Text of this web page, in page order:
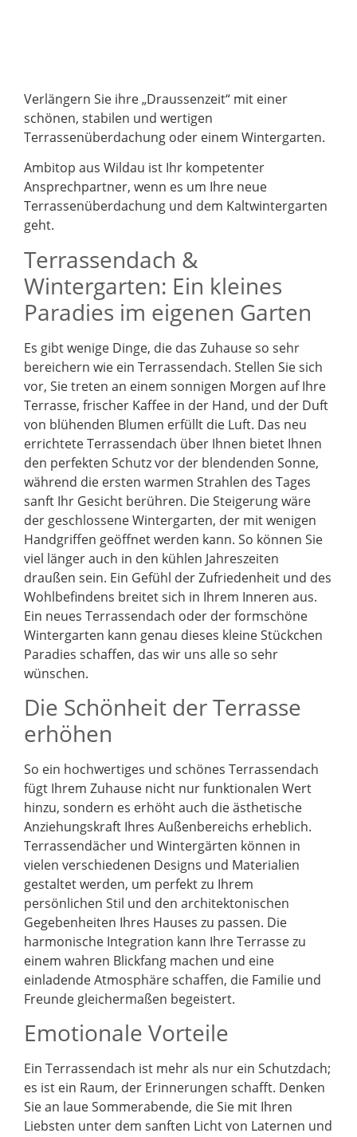
Verlängern Sie ihre „Draussenzeit“ mit einer
schönen, stabilen und wertigen
Terrassenüberdachung oder einem Wintergarten.
Ambitop aus Wildau ist Ihr kompetenter
Ansprechpartner, wenn es um Ihre neue
Terrassenüberdachung und dem Kaltwintergarten
geht.
Terrassendach &
Wintergarten: Ein kleines
Paradies im eigenen Garten
Es gibt wenige Dinge, die das Zuhause so sehr
bereichern wie ein Terrassendach. Stellen Sie sich
vor, Sie treten an einem sonnigen Morgen auf Ihre
Terrasse, frischer Kaffee in der Hand, und der Duft
von blühenden Blumen erfüllt die Luft. Das neu
errichtete Terrassendach über Ihnen bietet Ihnen
den perfekten Schutz vor der blendenden Sonne,
während die ersten warmen Strahlen des Tages
sanft Ihr Gesicht berühren. Die Steigerung wäre
der geschlossene Wintergarten, der mit wenigen
Handgriffen geöffnet werden kann. So können Sie
viel länger auch in den kühlen Jahreszeiten
draußen sein. Ein Gefühl der Zufriedenheit und des
Wohlbefindens breitet sich in Ihrem Inneren aus.
Ein neues Terrassendach oder der formschöne
Wintergarten kann genau dieses kleine Stückchen
Paradies schaffen, das wir uns alle so sehr
wünschen.
Die Schönheit der Terrasse
erhöhen
So ein hochwertiges und schönes Terrassendach
fügt Ihrem Zuhause nicht nur funktionalen Wert
hinzu, sondern es erhöht auch die ästhetische
Anziehungskraft Ihres Außenbereichs erheblich.
Terrassendächer und Wintergärten können in
vielen verschiedenen Designs und Materialien
gestaltet werden, um perfekt zu Ihrem
persönlichen Stil und den architektonischen
Gegebenheiten Ihres Hauses zu passen. Die
harmonische Integration kann Ihre Terrasse zu
einem wahren Blickfang machen und eine
einladende Atmosphäre schaffen, die Familie und
Freunde gleichermaßen begeistert.
Emotionale Vorteile
Ein Terrassendach ist mehr als nur ein Schutzdach;
es ist ein Raum, der Erinnerungen schafft. Denken
Sie an laue Sommerabende, die Sie mit Ihren
Liebsten unter dem sanften Licht von Laternen und